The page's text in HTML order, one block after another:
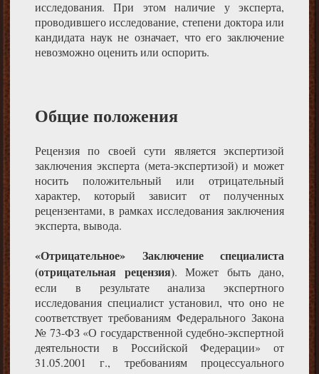
исследования. При этом наличие у эксперта,
проводившего исследование, степени доктора или
кандидата наук не означает, что его заключение
невозможно оценить или оспорить.
Общие положения
Рецензия по своей сути является экспертизой
заключения эксперта (мета-экспертизой) и может
носить положительный или отрицательный
характер, который зависит от полученных
рецензентами, в рамках исследования заключения
эксперта, вывода.
«Отрицательное» Заключение специалиста
(отрицательная рецензия). Может быть дано,
если в результате анализа экспертного
исследования специалист установил, что оно не
соответствует требованиям Федерального Закона
№ 73-ФЗ «О государственной судебно-экспертной
деятельности в Российской Федерации» от
31.05.2001 г., требованиям процессуального